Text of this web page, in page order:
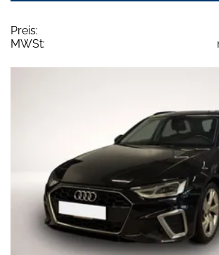
Preis:
MWSt: